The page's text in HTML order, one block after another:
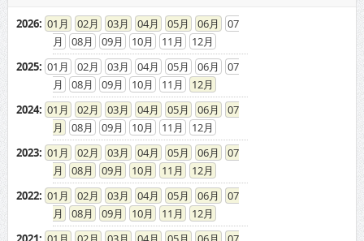
2015: 01 02 03 04 05 06
07
08
09 10 11
12
2014: 01 02 03 04 05 06
07
08
09 10 11
12
2013
01 02 03 04 05 06
07
08
09 10 11
12
2012: 01 02 03 04 05 06
07
08
09 10 11
12
2011: 01 02 03 04 05 06
07
08
09 10 11
12
2010
01 02 03 04 05 06
07